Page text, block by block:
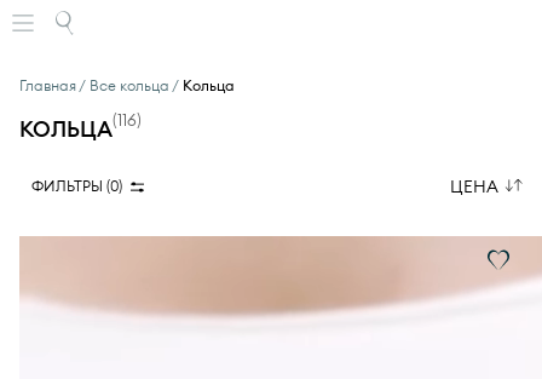
Главная Все кольца Кольца
КОЛЬЦА(116)
ФИЛЬТРЫ (0) ЦЕНА